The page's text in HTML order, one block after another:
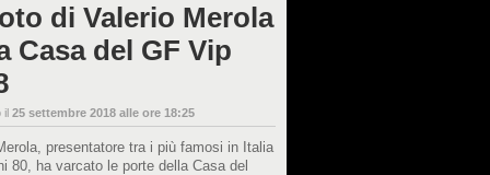
di Valerio Merola
Casa del GF Vip
il 25 settembre 2018 alle ore 18:25
presentatore tra i più famosi in Italia
80, ha varcato le porte della Casa del